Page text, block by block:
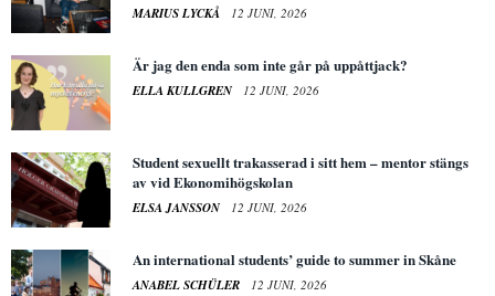
MARIUS LYCKÅ 12 JUNI, 2026
Är jag den enda som inte går på uppåttjack?
ELLA KULLGREN 12 JUNI, 2026
Student sexuellt trakasserad i sitt hem – mentor stängs
av vid Ekonomihögskolan
ELSA JANSSON 12 JUNI, 2026
An international students’ guide to summer in Skåne
ANABEL SCHÜLER 12 JUNI, 2026